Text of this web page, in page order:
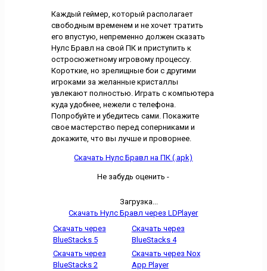
Каждый геймер, который располагает
свободным временем и не хочет тратить
его впустую, непременно должен сказать
Нулс Бравл на свой ПК и приступить к
остросюжетному игровому процессу.
Короткие, но зрелищные бои с другими
игроками за желанные кристаллы
увлекают полностью. Играть с компьютера
куда удобнее, нежели с телефона.
Попробуйте и убедитесь сами. Покажите
свое мастерство перед соперниками и
докажите, что вы лучше и проворнее.
Скачать Нулс Бравл на ПК (.apk)
Не забудь оценить -
Загрузка...
Скачать Нулс Бравл через LDPlayer
Скачать через
BlueStacks 5
Скачать через
BlueStacks 4
Скачать через
BlueStacks 2
Скачать через Nox
App Player